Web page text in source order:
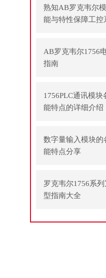
熟知AB罗克韦尔
能与特性保障工控
AB罗克韦尔1756
指南
1756PLC通讯模块
能特点的详细介绍
数字量输入模块的
能特点分享
罗克韦尔1756系
型指南大全